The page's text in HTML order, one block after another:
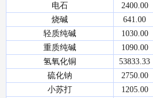
电石
2400.00
烧碱
641.00
轻质纯碱
1030.00
重质纯碱
1090.00
氢氧化铜
53833.33
硫化钠
2750.00
小苏打
1205.00